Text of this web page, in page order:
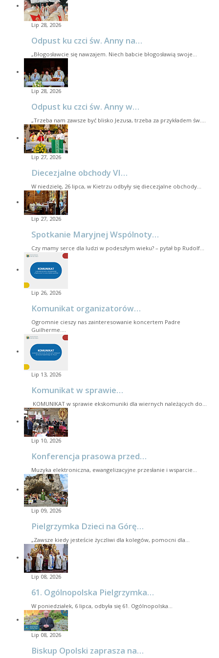
Lip 28, 2026
Odpust ku czci św. Anny na…
„Błogosławcie się nawzajem. Niech babcie błogosławią swoje…
Lip 28, 2026
Odpust ku czci św. Anny w…
„Trzeba nam zawsze być blisko Jezusa, trzeba za przykładem św.…
Lip 27, 2026
Diecezjalne obchody VI…
W niedzielę, 26 lipca, w Kietrzu odbyły się diecezjalne obchody…
Lip 27, 2026
Spotkanie Maryjnej Wspólnoty…
Czy mamy serce dla ludzi w podeszłym wieku? – pytał bp Rudolf…
Lip 26, 2026
Komunikat organizatorów…
Ogromnie cieszy nas zainteresowanie koncertem Padre
Guilherme.…
Lip 13, 2026
Komunikat w sprawie…
KOMUNIKAT w sprawie ekskomuniki dla wiernych należących do…
Lip 10, 2026
Konferencja prasowa przed…
Muzyka elektroniczna, ewangelizacyjne przesłanie i wsparcie…
Lip 09, 2026
Pielgrzymka Dzieci na Górę…
„Zawsze kiedy jesteście życzliwi dla kolegów, pomocni dla…
Lip 08, 2026
61. Ogólnopolska Pielgrzymka…
W poniedziałek, 6 lipca, odbyła się 61. Ogólnopolska…
Lip 08, 2026
Biskup Opolski zaprasza na…